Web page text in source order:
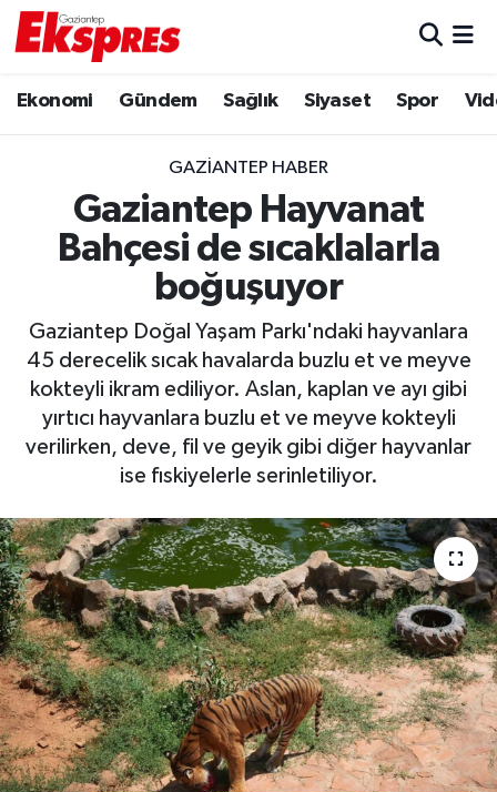
Ekonomi Gündem Sağlık Siyaset Spor
GAZIANTEP HABER
Gaziantep Hayvanat
Bahçesi de sıcaklalarla
boğuşuyor
Gaziantep Doğal Yaşam Parkı'ndaki hayvanlara
45 derecelik sıcak havalarda buzlu et ve meyve
kokteyli ikram ediliyor. Aslan, kaplan ve ayı gibi
yırtıcı hayvanlara buzlu et ve meyve kokteyli
verilirken, deve, fil ve geyik gibi diğer hayvanlar
ise fıskiyelerle serinletiliyor.
Ekonomi
Gaziantep son dakika
Genel
Haberler
Kültür Sanat
Magazin
Müzik
Piyasa
Resmi İlanlar
Sağlık
Sinemalar
Trafik Durumu
Puan Durumu ve Fikstür
Tüm Manşetler
Son Dakika Haberleri
Haber Arşivi